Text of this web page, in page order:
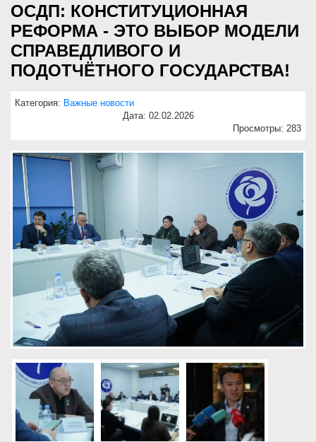
ОСДП: КОНСТИТУЦИОННАЯ
РЕФОРМА - ЭТО ВЫБОР МОДЕЛИ
СПРАВЕДЛИВОГО И
ПОДОТЧЁТНОГО ГОСУДАРСТВА!
Категория: Важные новости
Дата: 02.02.2026
Просмотры: 283